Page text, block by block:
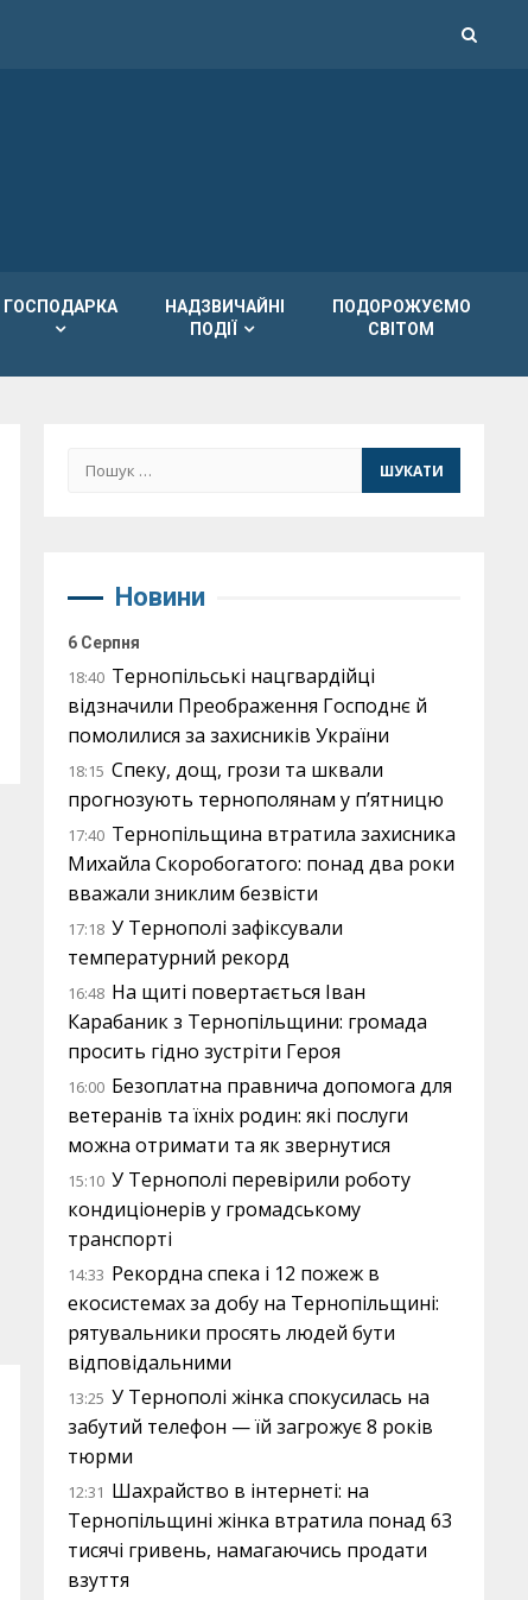
ГОСПОДАРКА
НАДЗВИЧАЙНІ
ПОДІЇ
ПОДОРОЖУЄМО
СВІТОМ
Пошук:
Новини
6 Серпня
18:40 Тернопільські нацгвардійці
відзначили Преображення Господнє й
помолилися за захисників України
18:15 Спеку, дощ, грози та шквали
прогнозують тернополянам у п’ятницю
17:40 Тернопільщина втратила захисника
Михайла Скоробогатого: понад два роки
вважали зниклим безвісти
17:18 У Тернополі зафіксували
температурний рекорд
16:48 На щиті повертається Іван
Карабаник з Тернопільщини: громада
просить гідно зустріти Героя
16:00 Безоплатна правнича допомога для
ветеранів та їхніх родин: які послуги
можна отримати та як звернутися
15:10 У Тернополі перевірили роботу
кондиціонерів у громадському
транспорті
14:33 Рекордна спека і 12 пожеж в
екосистемах за добу на Тернопільщині:
рятувальники просять людей бути
відповідальними
13:25 У Тернополі жінка спокусилась на
забутий телефон — їй загрожує 8 років
тюрми
12:31 Шахрайство в інтернеті: на
Тернопільщині жінка втратила понад 63
тисячі гривень, намагаючись продати
взуття